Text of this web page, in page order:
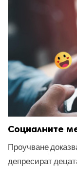
Социалните
Проучване
депресират